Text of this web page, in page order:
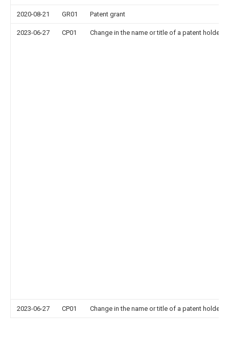
2020-08-21 GR01 Patent grant
2023-06-27 CP01 Change in the name or title of a patent holder
2023-06-27 CP01 Change in the name or title of a patent holder